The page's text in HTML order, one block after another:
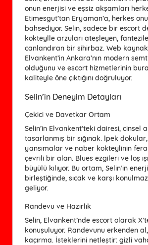
onun enerjisi ve eşsiz akşamları
Etimesgut’tan Eryaman’a, herkes
bahsediyor. Selin, sadece bir escort
kokteylle arzuları ateşleyen,
canlandıran bir sihirbaz. Web
Elvankent’in Ankara’nın modern
olduğunu ve escort hizmetlerinin
kaliteyle öne çıktığını doğruluyor.
Selin’in Deneyim Detayları
Çekici ve Davetkar Ortam
Selin’in Elvankent’teki dairesi, cinsel
tasarlanmış bir sığınak. İpek
yansımalar ve naber kokteylinin
çevrili bir alan. Blues ezgileri ve loş
büyülü kılıyor. Bu ortam, Selin’in
birleştiğinde, sıcak ve karşı
geliyor.
Randevu ve Hazırlık
Selin, Elvankent’nde escort olarak
konuşuluyor. Randevunu erkenden
kaçırma. İsteklerini netleştir: gizli